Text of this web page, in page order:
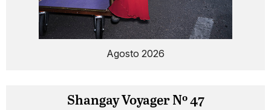
Agosto 2026
Shangay Voyager Nº 47